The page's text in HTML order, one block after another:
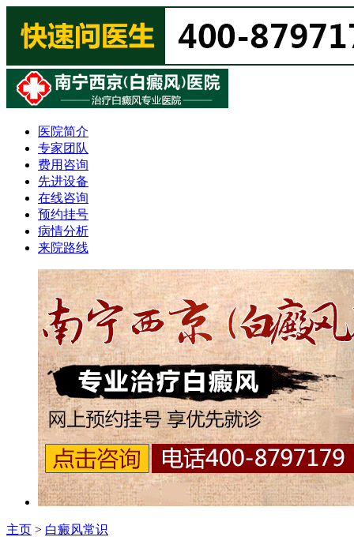
医院简介
专家团队
费用咨询
先进设备
在线咨询
预约挂号
病情分析
来院路线
主页 > 白癜风常识